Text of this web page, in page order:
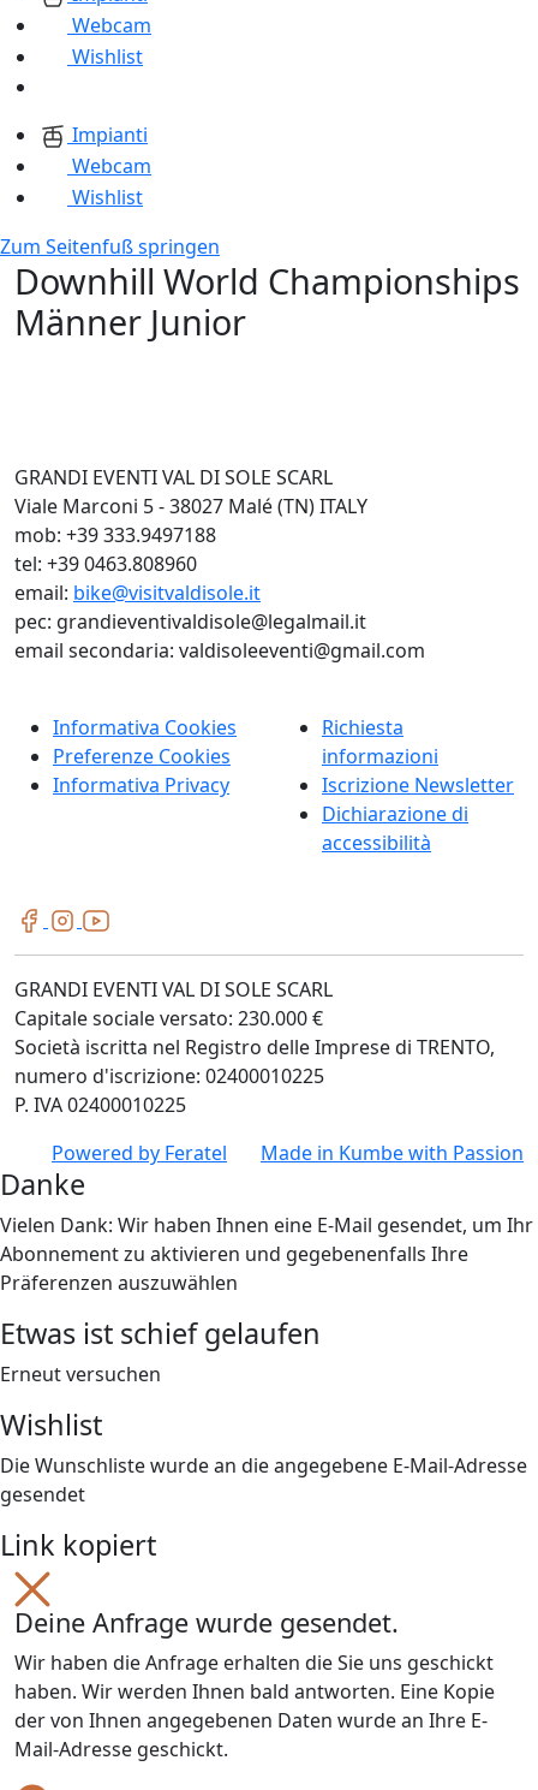
Webcam
Wishlist
Impianti
Webcam
Wishlist
Zum Seitenfuß springen
Downhill World Championships
Männer Junior
GRANDI EVENTI VAL DI SOLE SCARL
Viale Marconi 5 - 38027 Malé (TN) ITALY
mob: +39 333.9497188
tel: +39 0463.808960
email: bike@visitvaldisole.it
pec: grandieventivaldisole@legalmail.it
email secondaria: valdisoleeventi@gmail.com
Informativa Cookies
Preferenze Cookies
Informativa Privacy
Richiesta
informazioni
Iscrizione Newsletter
Dichiarazione di
accessibilità
GRANDI EVENTI VAL DI SOLE SCARL
Capitale sociale versato: 230.000 €
Società iscritta nel Registro delle Imprese di TRENTO,
numero d'iscrizione: 02400010225
P. IVA 02400010225
Powered by Feratel Made in Kumbewith Passion
Danke
Vielen Dank: Wir haben Ihnen eine E-Mail gesendet, um Ihr
Abonnement zu aktivieren und gegebenenfalls Ihre
Präferenzen auszuwählen
Etwas ist schief gelaufen
Erneut versuchen
Wishlist
Die Wunschliste wurde an die angegebene E-Mail-Adresse
gesendet
Link kopiert
Deine Anfrage wurde gesendet.
Wir haben die Anfrage erhalten die Sie uns geschickt
haben. Wir werden Ihnen bald antworten. Eine Kopie
der von Ihnen angegebenen Daten wurde an Ihre E-
Mail-Adresse geschickt.